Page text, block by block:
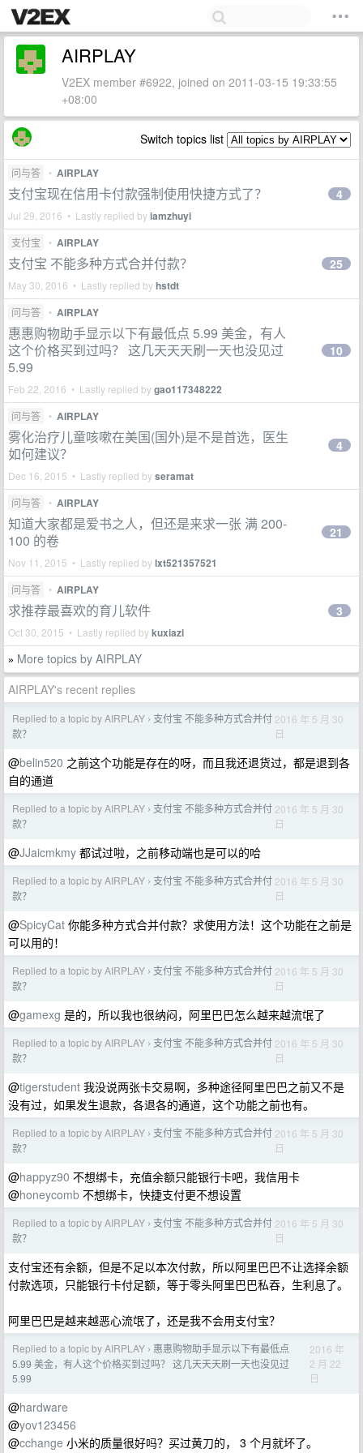
AIRPLAY
V2EX member #6922, joined on 2011-03-15 19:33:55
+08:00
Switch topics list
问与答 • AIRPLAY
支付宝现在信用卡付款强制使用快捷方式了？
Jul 29, 2016 • Lastly replied byiamzhuyi
4
支付宝 • AIRPLAY
支付宝 不能多种方式合并付款？
May 30, 2016 • Lastly replied byhstdt
25
问与答 • AIRPLAY
惠惠购物助手显示以下有最低点 5.99 美金，有人
这个价格买到过吗？ 这几天天天刷一天也没见过
5.99
Feb 22, 2016 • Lastly replied bygao117348222
10
问与答 • AIRPLAY
雾化治疗儿童咳嗽在美国(国外)是不是首选，医生
如何建议？
Dec 16, 2015 • Lastly replied byseramat
4
问与答 • AIRPLAY
知道大家都是爱书之人，但还是来求一张 满 200-
100 的卷
Nov 11, 2015 • Lastly replied bylxt521357521
21
问与答 • AIRPLAY
求推荐最喜欢的育儿软件
Oct 30, 2015 • Lastly replied bykuxiazi
3
» More topics by AIRPLAY
AIRPLAY's recent replies
Replied to a topic by AIRPLAY › 支付宝 不能多种方式合并付
款？
2016 年 5 月 30
日
@belin520 之前这个功能是存在的呀，而且我还退货过，都是退到各
自的通道
Replied to a topic by AIRPLAY › 支付宝 不能多种方式合并付
款？
2016 年 5 月 30
日
@JJaicmkmy 都试过啦，之前移动端也是可以的哈
Replied to a topic by AIRPLAY › 支付宝 不能多种方式合并付
款？
2016 年 5 月 30
日
@SpicyCat 你能多种方式合并付款？求使用方法！这个功能在之前是
可以用的！
Replied to a topic by AIRPLAY › 支付宝 不能多种方式合并付
款？
2016 年 5 月 30
日
@gamexg 是的，所以我也很纳闷，阿里巴巴怎么越来越流氓了
Replied to a topic by AIRPLAY › 支付宝 不能多种方式合并付
款？
2016 年 5 月 30
日
@tigerstudent 我没说两张卡交易啊，多种途径阿里巴巴之前又不是
没有过，如果发生退款，各退各的通道，这个功能之前也有。
Replied to a topic by AIRPLAY › 支付宝 不能多种方式合并付
款？
2016 年 5 月 30
日
@happyz90 不想绑卡，充值余额只能银行卡吧，我信用卡
@honeycomb 不想绑卡，快捷支付更不想设置
Replied to a topic by AIRPLAY › 支付宝 不能多种方式合并付
款？
2016 年 5 月 30
日
支付宝还有余额，但是不足以本次付款，所以阿里巴巴不让选择余额
付款选项，只能银行卡付足额，等于零头阿里巴巴私吞，生利息了。
阿里巴巴是越来越恶心流氓了，还是我不会用支付宝？
Replied to a topic by AIRPLAY › 惠惠购物助手显示以下有最低点
5.99 美金，有人这个价格买到过吗？ 这几天天天刷一天也没见过
5.99
2016 年
2 月 22
日
@hardware
@yov123456
@cchange 小米的质量很好吗？买过黄刀的， 3 个月就坏了。